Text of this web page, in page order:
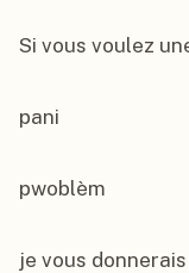
Si vous voulez
pani
pwoblèm
je vous